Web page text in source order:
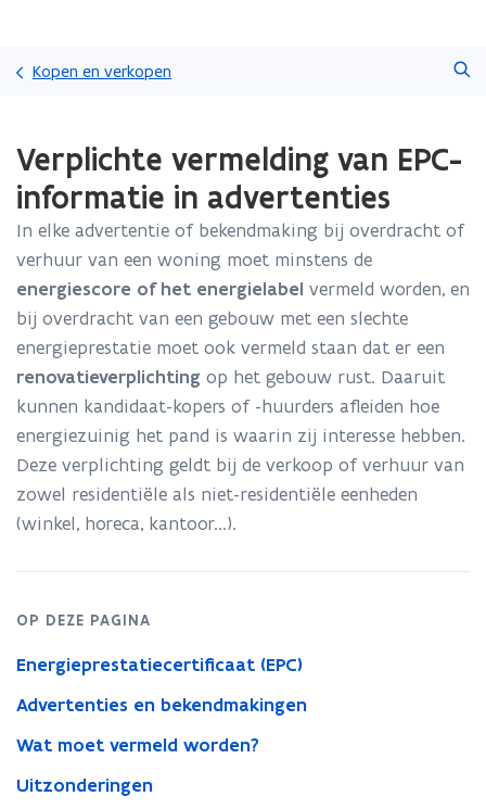
gaan
Kopen en verkopen
met
laden.
bevindt
zich
op:
Verplichte
vermelding
EPC-
informatie
advertenties
Verplichte vermelding van EPC-
informatie in advertenties
In elke advertentie of bekendmaking bij overdracht of
verhuur van een woning moet minstens de
energiescore of het energielabel vermeld worden, en
bij overdracht van een gebouw met een slechte
energieprestatie moet ook vermeld staan dat er een
renovatieverplichting op het gebouw rust. Daaruit
kunnen kandidaat-kopers of -huurders afleiden hoe
energiezuinig het pand is waarin zij interesse hebben.
Deze verplichting geldt bij de verkoop of verhuur van
zowel residentiële als niet-residentiële eenheden
(winkel, horeca, kantoor...).
OP DEZE PAGINA
Energieprestatiecertificaat (EPC)
Advertenties en bekendmakingen
Wat moet vermeld worden?
Uitzonderingen